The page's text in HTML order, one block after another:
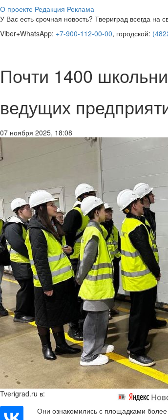
О проекте Редакция Реклама
У Вас есть срочная новость? Твериград всегда на
Viber+WhatsApp: +7-900-112-00-00, городской:
Почти 1400
ведущих
07 ноября 2025, 18:08
Tverigrad.ru в:
Они ознакомились с площадками